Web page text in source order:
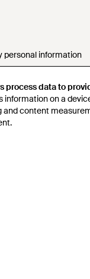
process data to
information on a
and content
personal information
moderna
responsabile